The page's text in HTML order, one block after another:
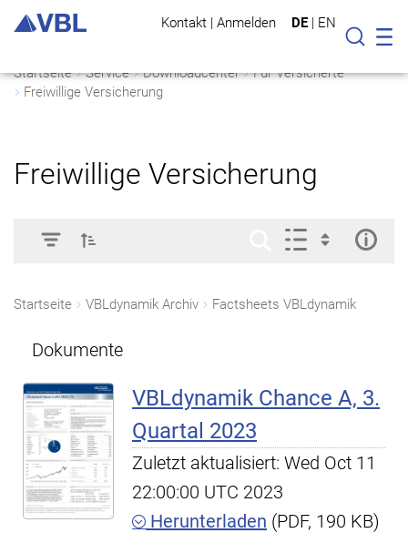
Kontakt | Anmelden DE | EN
Suche
Startseite Service Downloadcenter
Für Versicherte
Freiwillige Versicherung
Freiwillige Versicherung
Startseite VBLdynamik Archiv Factsheets VBLdynamik
Dokumente
VBLdynamik Chance A, 3.
Quartal 2023
Zuletzt aktualisiert: Wed Oct 11
22:00:00 UTC 2023
Herunterladen (PDF, 190 KB)